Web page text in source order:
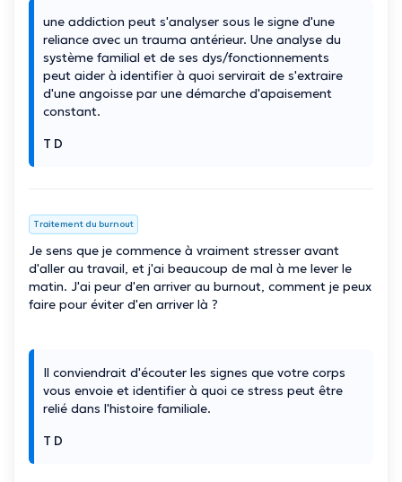
une addiction peut s'analyser sous le signe d'une
reliance avec un trauma antérieur. Une analyse du
système familial et de ses dys/fonctionnements
peut aider à identifier à quoi servirait de s'extraire
d'une angoisse par une démarche d'apaisement
constant.
T D
Traitement du burnout
Je sens que je commence à vraiment stresser avant
d'aller au travail, et j'ai beaucoup de mal à me lever le
matin. J'ai peur d'en arriver au burnout, comment je peux
faire pour éviter d'en arriver là ?
Il conviendrait d'écouter les signes que votre corps
vous envoie et identifier à quoi ce stress peut être
relié dans l'histoire familiale.
T D